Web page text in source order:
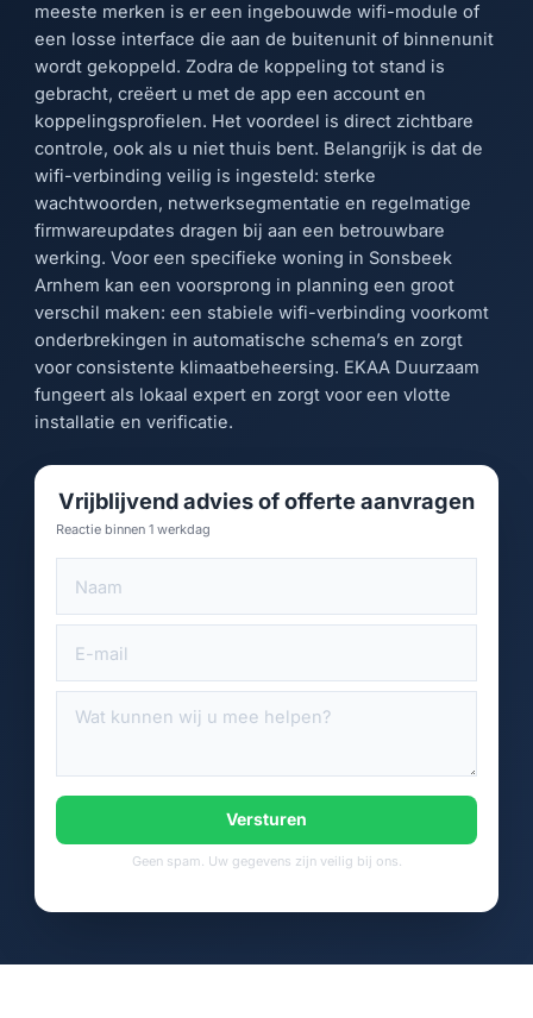
meeste merken is er een ingebouwde wifi-module of
een losse interface die aan de buitenunit of binnenunit
wordt gekoppeld. Zodra de koppeling tot stand is
gebracht, creëert u met de app een account en
koppelingsprofielen. Het voordeel is direct zichtbare
controle, ook als u niet thuis bent. Belangrijk is dat de
wifi-verbinding veilig is ingesteld: sterke
wachtwoorden, netwerksegmentatie en regelmatige
firmwareupdates dragen bij aan een betrouwbare
werking. Voor een specifieke woning in Sonsbeek
Arnhem kan een voorsprong in planning een groot
verschil maken: een stabiele wifi-verbinding voorkomt
onderbrekingen in automatische schema’s en zorgt
voor consistente klimaatbeheersing. EKAA Duurzaam
fungeert als lokaal expert en zorgt voor een vlotte
installatie en verificatie.
Vrijblijvend advies of offerte aanvragen
Reactie binnen 1 werkdag
Versturen
Geen spam. Uw gegevens zijn veilig bij ons.